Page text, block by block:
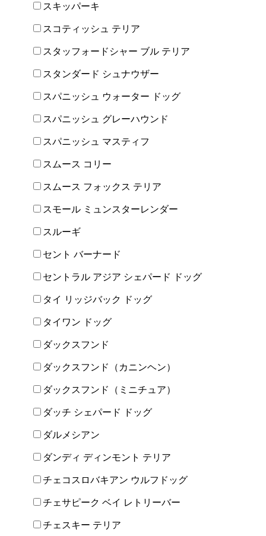
スキッパーキ
スコティッシュ テリア
スタッフォードシャー ブル テリア
スタンダード シュナウザー
スパニッシュ ウォーター ドッグ
スパニッシュ グレーハウンド
スパニッシュ マスティフ
スムース コリー
スムース フォックス テリア
スモール ミュンスターレンダー
スルーギ
セント バーナード
セントラル アジア シェパード ドッグ
タイ リッジバック ドッグ
タイワン ドッグ
ダックスフンド
ダックスフンド（カニンヘン）
ダックスフンド（ミニチュア）
ダッチ シェパード ドッグ
ダルメシアン
ダンディ ディンモント テリア
チェコスロバキアン ウルフドッグ
チェサピーク ベイ レトリーバー
チェスキー テリア